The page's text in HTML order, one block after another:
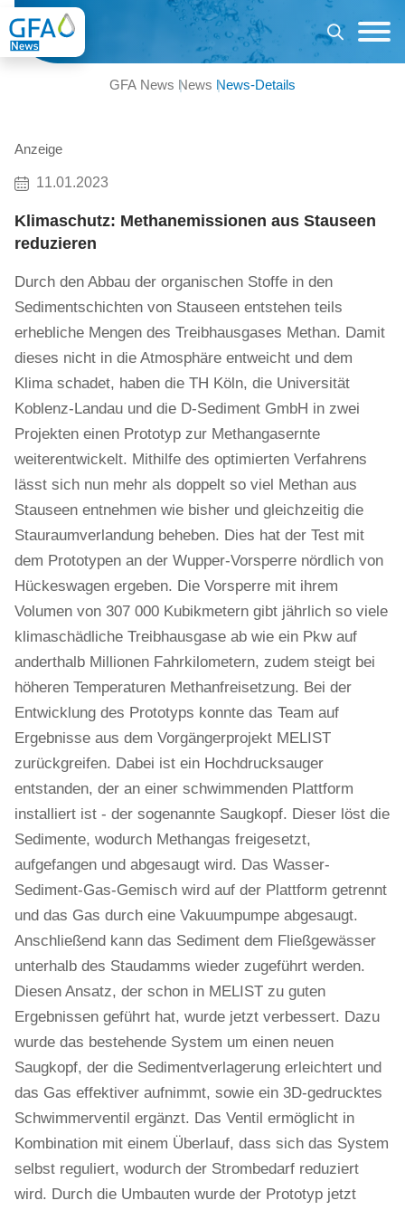
GFA News News News-Details
Anzeige
11.01.2023
Klimaschutz: Methanemissionen aus Stauseen
reduzieren
Durch den Abbau der organischen Stoffe in den
Sedimentschichten von Stauseen entstehen teils
erhebliche Mengen des Treibhausgases Methan. Damit
dieses nicht in die Atmosphäre entweicht und dem
Klima schadet, haben die TH Köln, die Universität
Koblenz-Landau und die D-Sediment GmbH in zwei
Projekten einen Prototyp zur Methangasernte
weiterentwickelt. Mithilfe des optimierten Verfahrens
lässt sich nun mehr als doppelt so viel Methan aus
Stauseen entnehmen wie bisher und gleichzeitig die
Stauraumverlandung beheben. Dies hat der Test mit
dem Prototypen an der Wupper-Vorsperre nördlich von
Hückeswagen ergeben. Die Vorsperre mit ihrem
Volumen von 307 000 Kubikmetern gibt jährlich so viele
klimaschädliche Treibhausgase ab wie ein Pkw auf
anderthalb Millionen Fahrkilometern, zudem steigt bei
höheren Temperaturen Methanfreisetzung. Bei der
Entwicklung des Prototyps konnte das Team auf
Ergebnisse aus dem Vorgängerprojekt MELIST
zurückgreifen. Dabei ist ein Hochdrucksauger
entstanden, der an einer schwimmenden Plattform
installiert ist - der sogenannte Saugkopf. Dieser löst die
Sedimente, wodurch Methangas freigesetzt,
aufgefangen und abgesaugt wird. Das Wasser-
Sediment-Gas-Gemisch wird auf der Plattform getrennt
und das Gas durch eine Vakuumpumpe abgesaugt.
Anschließend kann das Sediment dem Fließgewässer
unterhalb des Staudamms wieder zugeführt werden.
Diesen Ansatz, der schon in MELIST zu guten
Ergebnissen geführt hat, wurde jetzt verbessert. Dazu
wurde das bestehende System um einen neuen
Saugkopf, der die Sedimentverlagerung erleichtert und
das Gas effektiver aufnimmt, sowie ein 3D-gedrucktes
Schwimmerventil ergänzt. Das Ventil ermöglicht in
Kombination mit einem Überlauf, dass sich das System
selbst reguliert, wodurch der Strombedarf reduziert
wird. Durch die Umbauten wurde der Prototyp jetzt